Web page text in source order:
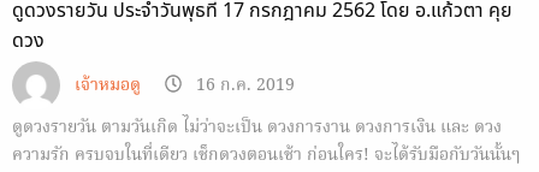
ดูดวงรายวัน ประจำวันพุธที่ 17 กรกฎาคม 2562 โดย อ.แก้วตา คุย
ดวง
เจ้าหมอดู
16 ก.ค. 2019
ดูดวงรายวัน ตามวันเกิด ไม่ว่าจะเป็น ดวงการงาน ดวงการเงิน และ ดวง
ความรัก ครบจบในที่เดียว เช็กดวงตอนเช้า ก่อนใคร! จะได้รับมือกับวันนั้นๆ